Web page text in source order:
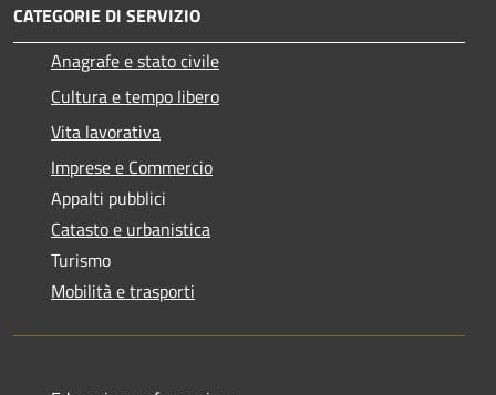
CATEGORIE DI SERVIZIO
Anagrafe e stato civile
Cultura e tempo libero
Vita lavorativa
Imprese e Commercio
Appalti pubblici
Catasto e urbanistica
Turismo
Mobilità e trasporti